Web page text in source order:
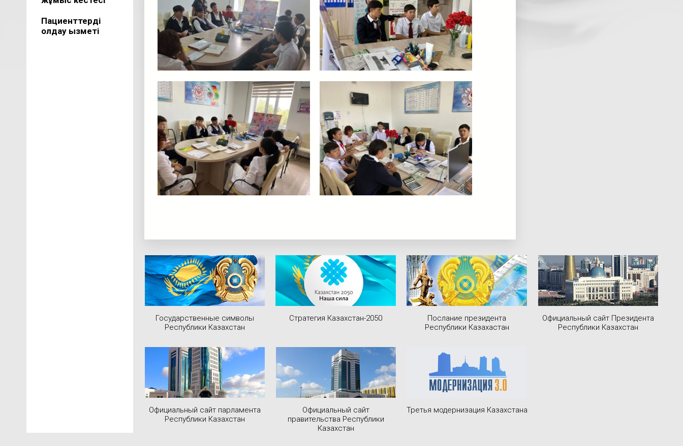
Пациенттерді
қолдау қызметі
Государственные символы
Республики Казахстан
Стратегия Казахстан-2050
Послание президента
Республики Казахастан
Официальный сайт Президента
Республики Казахстан
Официальный сайт парламента
Республики Казахстан
Официальный сайт
правительства Республики
Казахстан
Третья модернизация Казахстана